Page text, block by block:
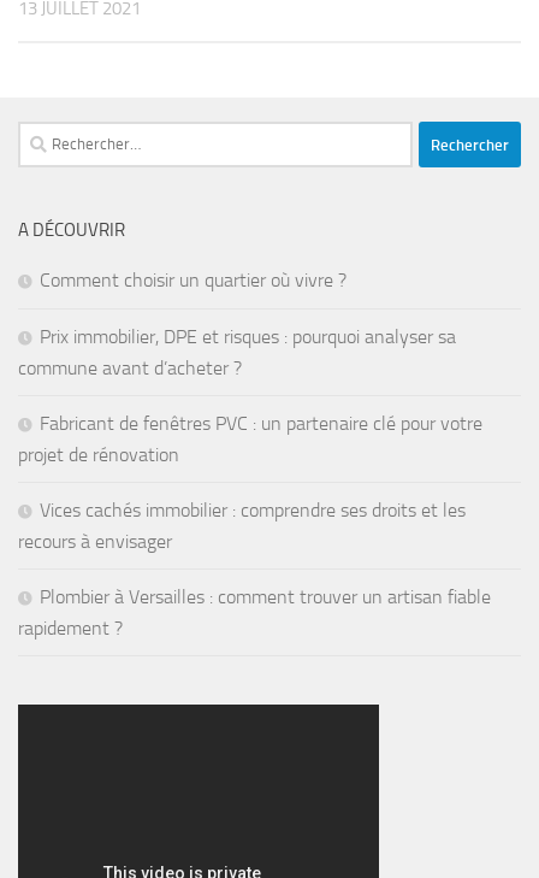
13 JUILLET 2021
Rechercher :
A DÉCOUVRIR
Comment choisir un quartier où vivre ?
Prix immobilier, DPE et risques : pourquoi analyser sa
commune avant d’acheter ?
Fabricant de fenêtres PVC : un partenaire clé pour votre
projet de rénovation
Vices cachés immobilier : comprendre ses droits et les
recours à envisager
Plombier à Versailles : comment trouver un artisan fiable
rapidement ?